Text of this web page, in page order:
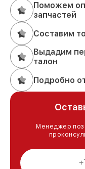
Поможем
запчастей
Составим
Выдадим
талон
Подробно
Менеджер